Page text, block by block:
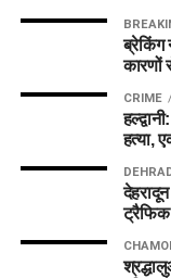
ब्रेकिंग
कारणों
CRIME
हत्या,
ट्रैफिक